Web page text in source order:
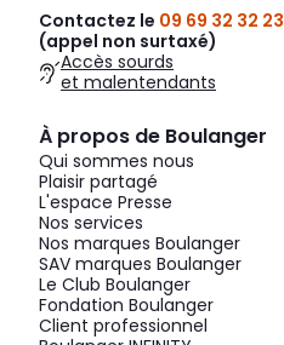
Contactez le 09 69 32 32 23
(appel non surtaxé)
Accès sourds
et malentendants
À propos de Boulanger
Qui sommes nous
Plaisir partagé
L'espace Presse
Nos services
Nos marques Boulanger
SAV marques Boulanger
Le Club Boulanger
Fondation Boulanger
Client professionnel